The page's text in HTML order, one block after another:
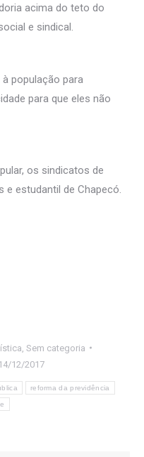
acima do teto do
e sindical.
população para
para que eles não
os sindicatos de
estudantil de Chapecó.
Sem categoria
12/2017
reforma da previdência